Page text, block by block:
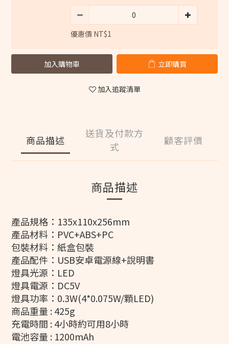
優惠價 NT$1
加入購物車 立即購買
加入追蹤清單
商品描述
送貨及付款方
式
顧客評價
商品描述
產品規格：135x110x256mm
產品材料：PVC+ABS+PC
包裝材料：紙盒包裝
產品配件：USB安卓電源線+說明書
燈具光源：LED
燈具電源：DC5V
燈具功率：0.3W(4*0.075W/顆LED)
商品重量 : 425g
充電時間 : 4小時約可用8小時
電池容量 : 1200mAh